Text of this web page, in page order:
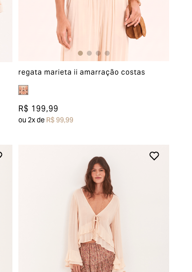
regata marieta ii amarração costas
R$ 199,99
ou2x deR$ 99,99